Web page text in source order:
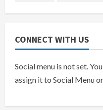
CONNECT WITH US
Social menu is not set.
assign it to Social Menu